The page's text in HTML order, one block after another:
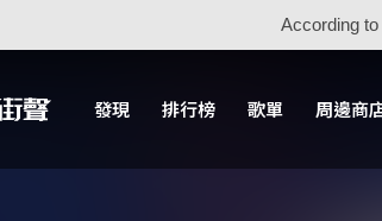
According
發現 排行榜 歌單 周邊商